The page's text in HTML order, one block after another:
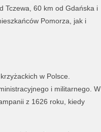
Tczewa, 60 km od Gdańska i
Pomorza, jak i
w Polsce.
i militarnego. W
z 1626 roku, kiedy